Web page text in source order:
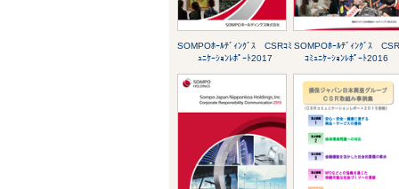
SOMPOﾎｰﾙﾃﾞｨﾝｸﾞｽ CSRｺﾐ
ｭﾆｹｰｼｮﾝﾚﾎﾟｰﾄ2017
SOMPOﾎｰﾙﾃﾞｨﾝｸﾞｽ CSR
ｺﾐｭﾆｹｰｼｮﾝﾚﾎﾟｰﾄ2016